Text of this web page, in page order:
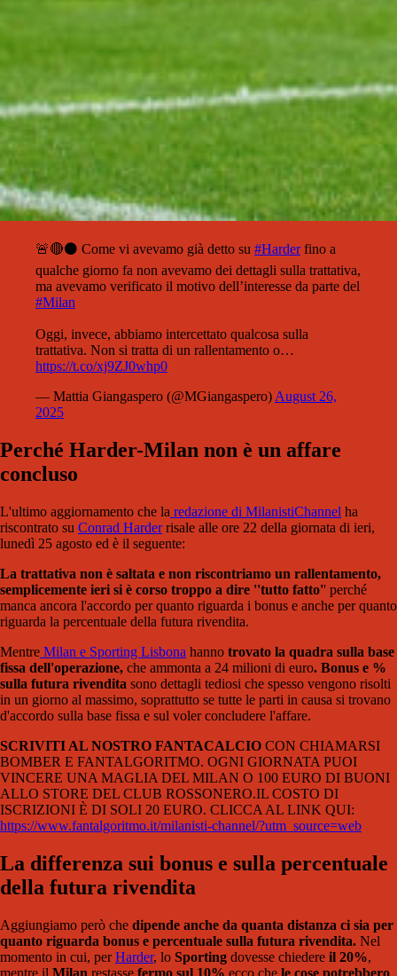
🚨🔴⚫️ Come vi avevamo già detto su #Harderfino a
qualche giorno fa non avevamo dei dettagli sulla trattativa,
ma avevamo verificato il motivo dell’interesse da parte del
#Milan
Oggi, invece, abbiamo intercettato qualcosa sulla
trattativa. Non si tratta di un rallentamento o…
https://t.co/xj9ZJ0whp0
— Mattia Giangaspero (@MGiangaspero)August 26,
2025
Perché Harder-Milan non è un affare
concluso
L'ultimo aggiornamento che la redazione di MilanistiChannel ha
riscontrato su Conrad Harderrisale alle ore 22 della giornata di ieri,
lunedì 25 agosto ed è il seguente:
La trattativa non è saltata e non riscontriamo un rallentamento,
semplicemente ieri si è corso troppo a dire ''tutto fatto'' perché
manca ancora l'accordo per quanto riguarda i bonus e anche per quanto
riguarda la percentuale della futura rivendita.
Mentre Milan e Sporting Lisbona hanno trovato la quadra sulla base
fissa dell'operazione, che ammonta a 24 milioni di euro. Bonus e %
sulla futura rivendita sono dettagli tediosi che spesso vengono risolti
in un giorno al massimo, soprattutto se tutte le parti in causa si trovano
d'accordo sulla base fissa e sul voler concludere l'affare.
SCRIVITI AL NOSTRO FANTACALCIO CON CHIAMARSI
BOMBER E FANTALGORITMO. OGNI GIORNATA PUOI
VINCERE UNA MAGLIA DEL MILAN O 100 EURO DI BUONI
ALLO STORE DEL CLUB ROSSONERO.IL COSTO DI
ISCRIZIONI È DI SOLI 20 EURO. CLICCA AL LINK QUI:
https://www.fantalgoritmo.it/milanisti-channel/?utm_source=web
La differenza sui bonus e sulla percentuale
della futura rivendita
Aggiungiamo però che dipende anche da quanta distanza ci sia per
quanto riguarda bonus e percentuale sulla futura rivendita. Nel
momento in cui, perHarder, lo Sporting dovesse chiedere il 20%,
mentre il Milan restasse fermo sul 10% ecco che le cose potrebbero